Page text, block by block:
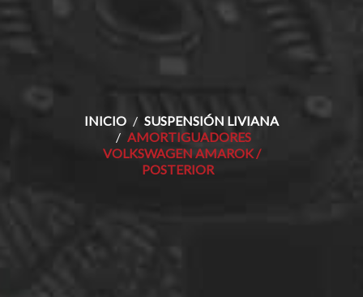
INICIO
SUSPENSIÓN LIVIANA
AMORTIGUADORES
VOLKSWAGEN AMAROK /
POSTERIOR